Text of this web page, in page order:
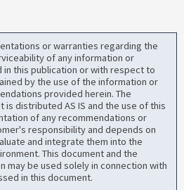
or warranties regarding the
of any information or
this publication or with respect to
by the use of the information or
provided herein. The
is distributed AS IS and the use of this
of any recommendations or
responsibility and depends on
and integrate them into the
This document and the
may be used solely in connection with
in this document.